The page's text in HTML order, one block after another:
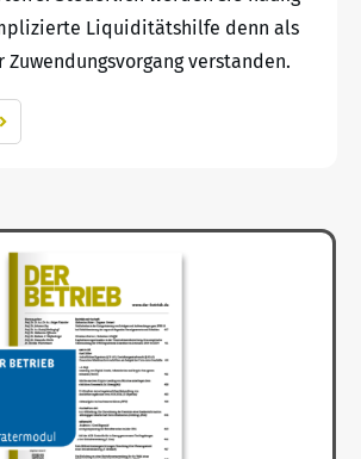
Liquiditätshilfe denn als
verstanden.